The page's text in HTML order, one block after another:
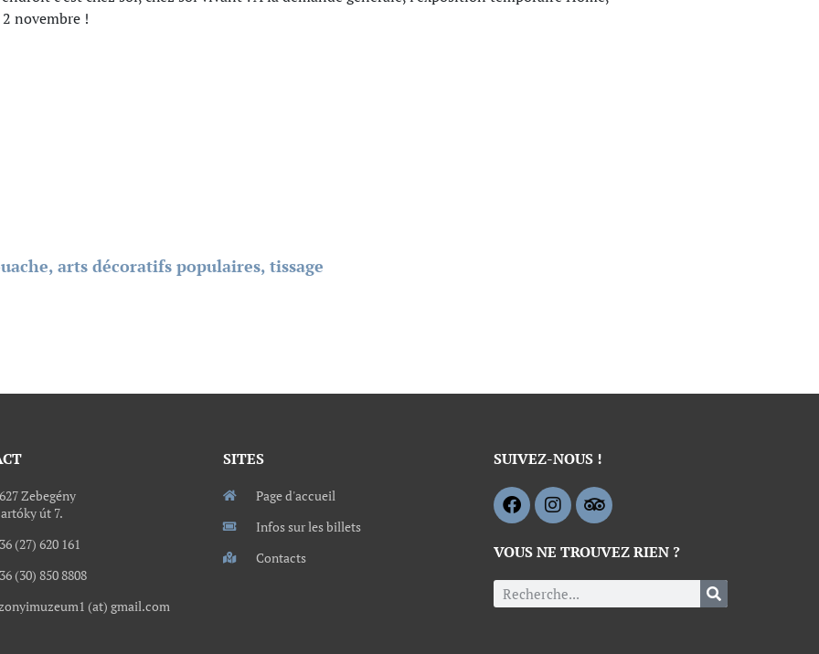
novembre !
arts décoratifs populaires, tissage
Zebegény
út 7.
(27) 620 161
(30) 850 8808
(at) gmail.com
SITES
Page d'accueil
Infos sur les billets
Contacts
SUIVEZ-NOUS !
VOUS NE TROUVEZ RIEN ?